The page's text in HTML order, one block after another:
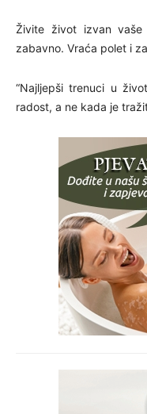
Živite život izvan
zabavno. Vraća polet i
“Najljepši trenuci u
radost, a ne kada je